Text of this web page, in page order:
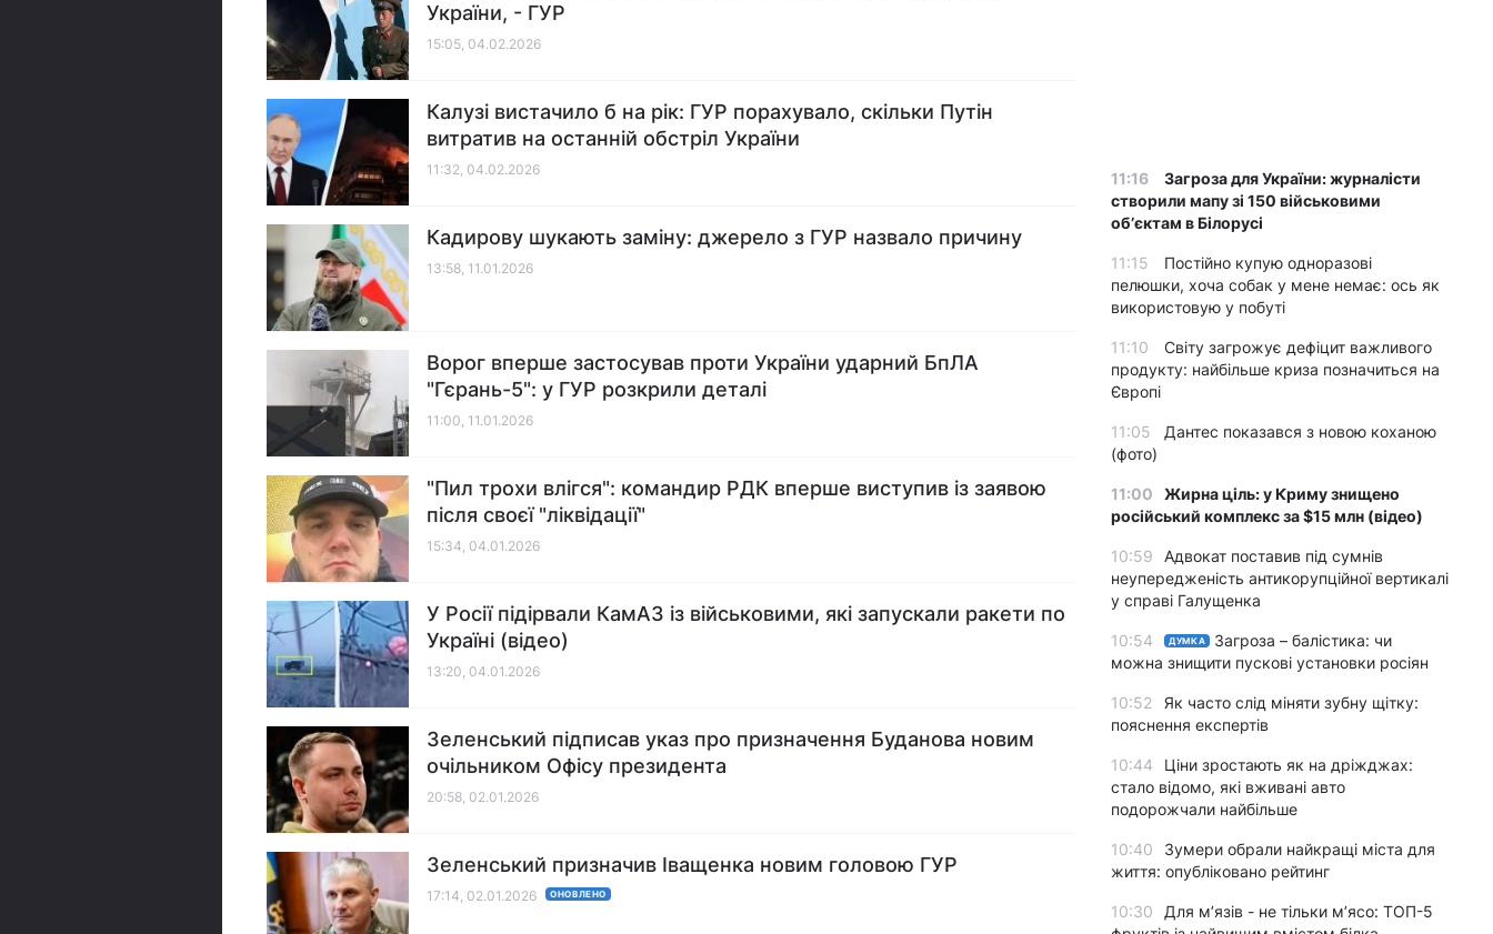
України, - ГУР
15:05, 04.02.2026
Калузі вистачило б на рік: ГУР порахувало, скільки Путін
витратив на останній обстріл України
11:32, 04.02.2026
Кадирову шукають заміну: джерело з ГУР назвало причину
13:58, 11.01.2026
Ворог вперше застосував проти України ударний БпЛА
"Гєрань-5": у ГУР розкрили деталі
11:00, 11.01.2026
"Пил трохи влігся": командир РДК вперше виступив із заявою
після своєї "ліквідації"
15:34, 04.01.2026
У Росії підірвали КамАЗ із військовими, які запускали ракети по
Україні (відео)
13:20, 04.01.2026
Зеленський підписав указ про призначення Буданова новим
очільником Офісу президента
20:58, 02.01.2026
Зеленський призначив Іващенка новим головою ГУР
17:14, 02.01.2026 ОНОВЛЕНО
11:16
Загроза для України: журналісти
створили мапу зі 150 військовими
обʼєктам в Білорусі
11:15
Постійно купую одноразові
пелюшки, хоча собак у мене немає: ось як
використовую у побуті
11:10
Світу загрожує дефіцит важливого
продукту: найбільше криза позначиться на
Європі
11:05
Дантес показався з новою коханою
(фото)
11:00
Жирна ціль: у Криму знищено
російський комплекс за $15 млн (відео)
10:59
Адвокат поставив під сумнів
неупередженість антикорупційної вертикалі
у справі Галущенка
10:54 ДУМКА
Загроза – балістика: чи
можна знищити пускові установки росіян
10:52
Як часто слід міняти зубну щітку:
пояснення експертів
10:44
Ціни зростають як на дріжджах:
стало відомо, які вживані авто
подорожчали найбільше
10:40
Зумери обрали найкращі міста для
життя: опубліковано рейтинг
10:30
Для м’язів - не тільки м’ясо: ТОП-5